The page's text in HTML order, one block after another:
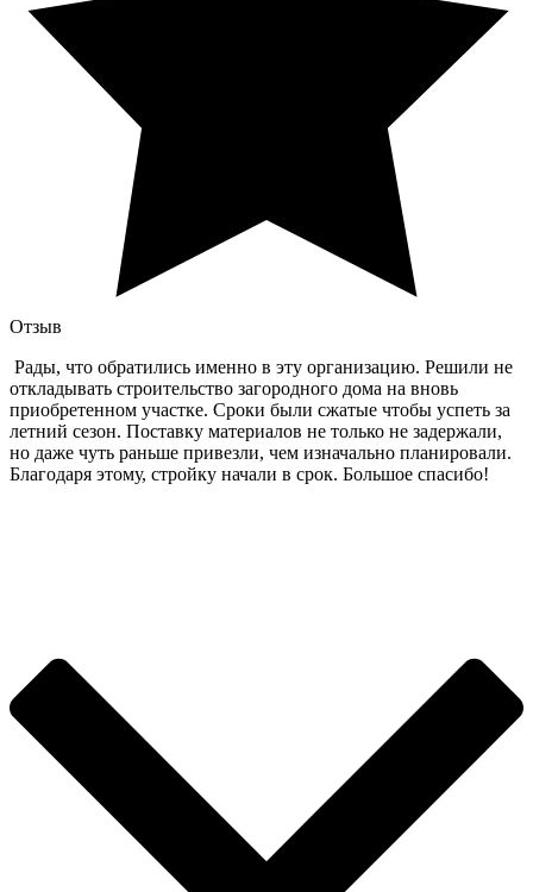
Отзыв
Рады, что обратились именно в эту организацию. Решили не
откладывать строительство загородного дома на вновь
приобретенном участке. Сроки были сжатые чтобы успеть за
летний сезон. Поставку материалов не только не задержали,
но даже чуть раньше привезли, чем изначально планировали.
Благодаря этому, стройку начали в срок. Большое спасибо!